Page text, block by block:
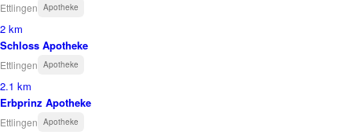
Ettlingen Apotheke
2 km
Schloss Apotheke
Ettlingen Apotheke
2.1 km
Erbprinz Apotheke
Ettlingen Apotheke